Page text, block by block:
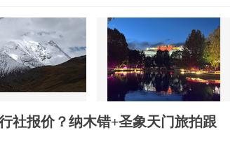
社报价？纳木错+圣象天门旅拍跟